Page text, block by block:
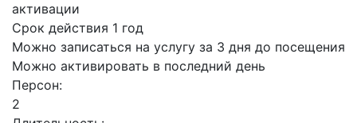
активации
Срок действия 1 год
Можно записаться на услугу за 3 дня до посещения
Можно активировать в последний день
Персон:
2